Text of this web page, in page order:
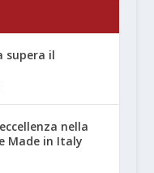
supera il
nella
Made in Italy